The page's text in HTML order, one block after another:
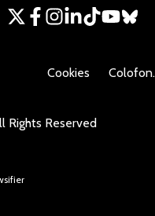
Cookies Colofon.
Rights Reserved